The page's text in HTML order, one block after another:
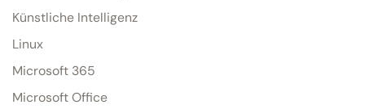
Künstliche Intelligenz
Linux
Microsoft 365
Microsoft Office